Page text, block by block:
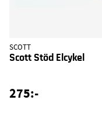
SCOTT
Scott Stöd Elcykel
275:-